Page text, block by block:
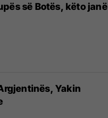
së Botës, këto janë
Yakin